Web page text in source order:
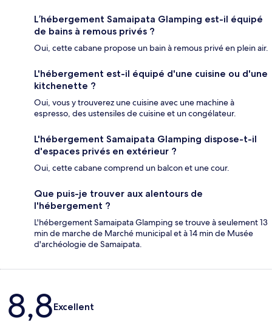
L’hébergement Samaipata Glamping est-il équipé
de bains à remous privés ?
Oui, cette cabane propose un bain à remous privé en plein air.
L'hébergement est-il équipé d'une cuisine ou d'une
kitchenette ?
Oui, vous y trouverez une cuisine avec une machine à
espresso, des ustensiles de cuisine et un congélateur.
L'hébergement Samaipata Glamping dispose-t-il
d'espaces privés en extérieur ?
Oui, cette cabane comprend un balcon et une cour.
Que puis-je trouver aux alentours de
l'hébergement ?
L'hébergement Samaipata Glamping se trouve à seulement 13
min de marche de Marché municipal et à 14 min de Musée
d'archéologie de Samaipata.
Avis
8,8Excellent